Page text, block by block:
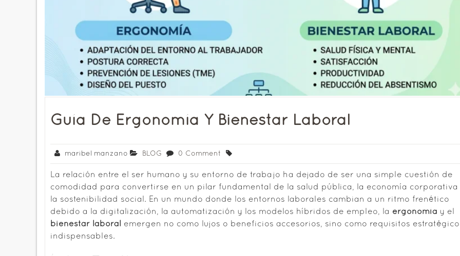
Guía De Ergonomía Y Bienestar Laboral
maribel manzano BLOG 0 Comment
La relación entre el ser humano y su entorno de trabajo ha dejado de ser una simple cuestión de
comodidad para convertirse en un pilar fundamental de la salud pública, la economía corporativa
la sostenibilidad social. En un mundo donde los entornos laborales cambian a un ritmo frenético
debido a la digitalización, la automatización y los modelos híbridos de empleo, la ergonomía y el
bienestar laboral emergen no como lujos o beneficios accesorios, sino como requisitos
indispensables.